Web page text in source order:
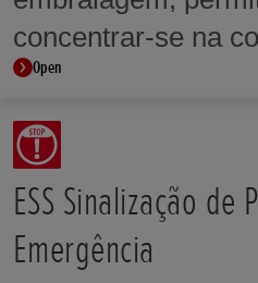
concentrar-se na
travagem e
também emula o
uma alavanca de
uma vez que não é
acionar a alavanca
durante a
Open
ESS Sinalização de
Emergência